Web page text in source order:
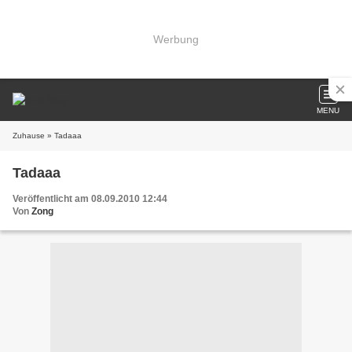
Werbung
MENU
Zuhause » Tadaaa
Tadaaa
Veröffentlicht am 08.09.2010 12:44
Von Zong